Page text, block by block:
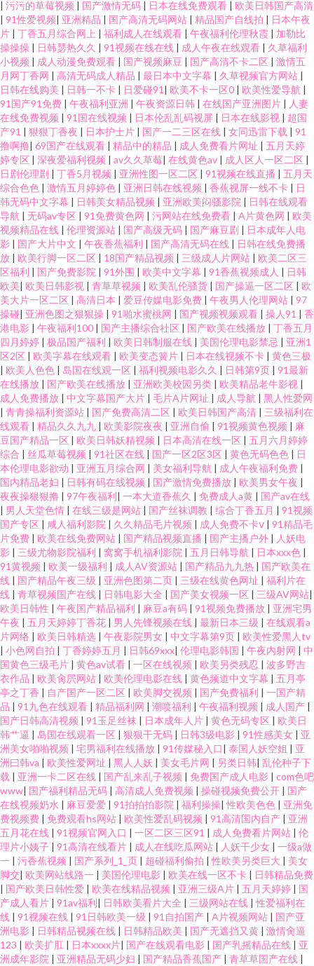
| 污污的草莓视频 | 国产激情无码 | 日本在线免费观看 | 欧美日韩国产高清
| 91性爱视频| 亚洲精品 | 国产高清无码网站 | 精品国产自线拍 | 日本午夜
片 | 丁香五月综合网上 | 福利成人在线观看 | 午夜福利伦理秋霞 | 加勒比
操操操 | 日韩瑟热久久 | 91视频在线在线 | 成人午夜在线观看 | 久草福利
小视频 | 成人动漫免费观看 | 国产视频麻豆 | 国产高清不卡二区 | 激情五
月网丁香网 | 高清无码成人精品 | 最日本中文字幕 | 久草视频官方网站 |
日韩在线购美 | 日韩一不卡 | 日爱碰91 | 欧美不卡一区0 | 欧美性爱导航 |
91国产91免费 | 午夜福利亚洲 | 午夜资源日韩 | 在线国产亚洲图片 | 人妻
在线免费视频 | 91国在线视频 | 日本伦乱乱码视屏 | 日本在线影视 | 超国
产91 | 狠狠丁香夜 | 日本护士片 | 国产一二三区在线 | 女同迅雷下载 | 91
撸啊撸| 69国产在线观看 | 精品中的精品 | 成人免费看片网址 | 五月天婷
婷专区 | 深夜爱福利视频 | av久久草莓| 在线黄色av | 成人区人一区二区 |
日剧伦理剧 | 丁香5月视频 | 亚洲性图一区二区 | 91视频在线直播 | 五月天
综合色色 | 激情五月婷婷色 | 亚洲日韩在线视频 | 香蕉视屏一线不卡 | 日
韩无码中文字幕 | 日韩美女精品视频 | 亚洲欧美闷骚影院 | 日韩在线观看
导航 | 无码av专区 | 91免费黄色网 | 污网站在线免费看 | A片黄色网 | 欧美
视频精品在线 | 伦理资源站 | 国产高级无码 | 国产麻豆剧 | 日本成年人电
影 | 国产大片中文 | 午夜香蕉福利 | 国产高清无码在线 | 日韩在线免费播
放 | 欧美行脚一区二区 | 18国产精品视频 | 三级成人片网站 | 欧美二区三
区福利 | 国产免费影院 | 91外围 | 欧美中文字幕 | 91香蕉视频成人 | 日韩
欧美| 欧美日韩影视 | 青草草视频 | 欧美乱伦骚货 | 国产操逼一区二区 | 欧
美大片一区二区 | 高清日本 | 爱豆传媒电影免费 | 午夜男人伦理网站 | 97
操碰| 亚洲色图之狠狠操 | 91啪水蜜桃网 | 国产视频视频观看 | 操人91 | 香
港电影 | 午夜福利100 | 国产主播综合社区 | 国产欧美在线播放 | 丁香五月
四月婷婷 | 极品国产福利 | 欧美日韩制服在线 | 美国伦理电影禁忌 | 亚洲1
区2区 | 欧美字幕在线观看 | 欧美变态簧片 | 日本在线视频不卡 | 黄色三极
| 欧美人色色 | 岛国在线观一区 | 福利视频电影久久 | 日韩第9页 | 91最新
在线播放 | 国产欧美在线播放 | 亚洲欧美校园另类 | 欧美精品老牛影视 |
成人免费播放 | 中文字幕国产大片 | 毛片A片网址 | 成人导航 | 黑人性爱网
| 青青操福利资源站 | 国产免费高清二区 | 欧美日韩国产高清 | 三级福利在
线观看 | 精品久久九九 | 欧美影院夜夜 | 亚洲自偷 | 91视频黄色视频 | 麻
豆国产精品一区 | 欧美日韩妖精视频 | 日本高清在线一区 | 五月六月婷婷
综合 | 丝瓜草莓视频 | 91社区在线 | 国产一区2区3区 | 黄色无码色色 | 日
本伦理电影欲动 | 亚洲五月综合网 | 美女福利导航 | 成人午夜福利免费 |
国内精品老妇 | 日韩有码在线视频 | 国产激情免费播放 | 欧美男女午夜 |
夜夜操狠狠撸 | 97午夜福利| 一本大道香蕉久 | 免费成人a黄 | 国产av在线
| 男人天堂色情 | 在线三级是网站 | 国产丝袜调教 | 综合丁香五月 | 91视频
国产专区 | 咸人福利影院 | 久久精品毛片视频 | 成人免费不卡ⅴ | 91精品毛
片免费 | 欧美在线免费网站 | 国产精品视频直播 | 国产主播户外 | 人妖电
影 | 三级尤物影院福利 | 窝窝手机福利影院 | 五月日韩导航 | 日本xxx色 |
91黄视频 | 欧美一级福利 | 成人AV资源站 | 国产精品九九热 | 国产欧美在
线 | 国产精品午夜三级 | 亚洲色图第二页 | 三级在线黄色网址 | 福利片在
线 | 青草视频国产在线 | 日韩电影大全 | 国产美女视频一区 | 三级AV网站|
欧美日韩性 | 午夜国产精品福利 | 麻豆a有码 | 91视频免费播放 | 亚洲宅男
午夜 | 五月天婷婷丁香花 | 男人先锋视频在线 | 最新日本三级 | 在线观看a
片网络 | 欧美日韩精选 | 午夜影院男女 | 中文字幕第9页 | 欧美性爱黑人tv
| 小色网自拍 | 丁香婷婷五月 | 日韩69xxx| 伦理电影韩国 | 午夜内射网 | 中
国黄色三级毛片 | 黄色av试看 | 一区在线视频 | 欧美另类残忍 | 波多野吉
衣作品 | 欧美肏屄网站 | 欧美伦理电影在线 | 黄色频道中文字幕 | 五月亭
亭之丁香 | 自产国产一区二区 | 欧美脚交视频 | 国产免费福利 | 一国产精
品 | 91九色在线观看 | 精品福利网 | 潮喷福利 | 午夜福利视频 | 成人国产 |
国产日韩高清视频 | 91玉足丝袜 | 日本成年人片 | 黄色无码专区 | 欧美日
韩艹逼 | 岛国在线观看一区 | 狠狠干无码 | 日韩3级电影 | 91性感美女 | 亚
洲美女啪啪视频 | 宅男福利在线播放 | 91传媒秘入口| 泰国人妖空姐 | 亚
洲曰韩va | 欧美性爱网址 | 黑人人妖 | 美女毛片网 | 另类日韩| 乱伦种子下
载 | 亚洲一卡二区在线 | 国产乱来乱子视频 | 免费国产成人电影 | com色吧
www| 国产福利精品无码 | 高清成人免费视频 | 操碰视频免费公开 | 国产
在线视频奶水 | 麻豆爱爱 | 91拍拍拍影院 | 福利操操|性欧美色色 | 亚洲免
费视频费 | 免费观看hs网站 | 欧美性爱乱码视频 | 91高清国内自产 | 亚洲
五月花在线 | 91视频官网入口 | 一区二区三区91 | 成人免费看片网站 | 伦
理片小姨子 | 91高清在线看片 | 成人在线吃瓜网站 | 人妖干少女 | 一级a做
一 | 污香蕉视频 | 国产系列_1_页 | 超碰福利偷拍 |性欧美另类巨大 | 美女
脚交| 欧美网站线路一 | 美国伦理电影 | 欧美在线一区不卡 | 日韩精品免费
| 国产欧美日韩性爱 | 欧美在线精品视频 | 亚洲三级A片 | 五月天婷婷 | 国
产成人看片 | 91av福利| 日韩欧美看片大全 | 三级网站在线 |性爱福利在
线 | 91视频在线 | 91日韩欧美一级 | 91自拍国产 | A片视频网站 | 国产亚
洲电影 | 日韩精品视频在线 | 日韩精品欧美 | 国产无遮挡又黄 | 激情肏逼
123 | 欧美扩肛 | 日本xxxx片| 国产在线观看电影 | 国产乳摇精品在线 | 亚
洲成年影院 | 亚洲精品无码少妇 | 国产精品香蕉国产 | 青草草国产在线 |